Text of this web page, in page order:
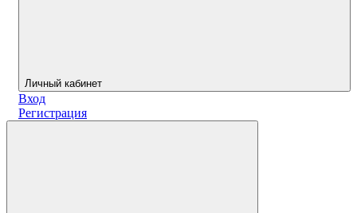
Личный кабинет
Вход
Регистрация